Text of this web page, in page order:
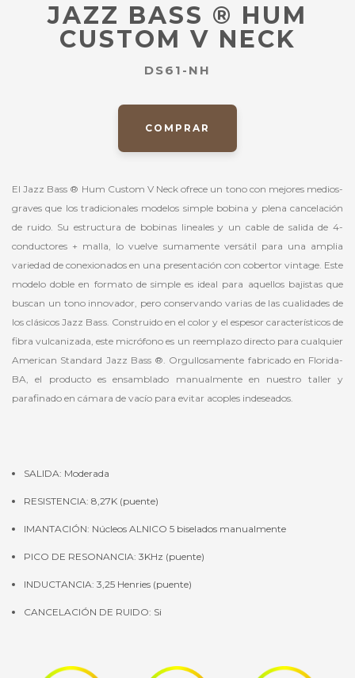
JAZZ BASS ® HUM
CUSTOM V NECK
DS61-NH
COMPRAR
El Jazz Bass ® Hum Custom V Neck ofrece un tono con mejores medios-
graves que los tradicionales modelos simple bobina y plena cancelación
de ruido. Su estructura de bobinas lineales y un cable de salida de 4-
conductores + malla, lo vuelve sumamente versátil para una amplia
variedad de conexionados en una presentación con cobertor vintage. Este
modelo doble en formato de simple es ideal para aquellos bajistas que
buscan un tono innovador, pero conservando varias de las cualidades de
los clásicos Jazz Bass. Construido en el color y el espesor característicos de
fibra vulcanizada, este micrófono es un reemplazo directo para cualquier
American Standard Jazz Bass ®. Orgullosamente fabricado en Florida-
BA, el producto es ensamblado manualmente en nuestro taller y
parafinado en cámara de vacío para evitar acoples indeseados.
SALIDA: Moderada
RESISTENCIA: 8,27K (puente)
IMANTACIÓN: Núcleos ALNICO 5 biselados manualmente
PICO DE RESONANCIA: 3KHz (puente)
INDUCTANCIA: 3,25 Henries (puente)
CANCELACIÓN DE RUIDO: Si